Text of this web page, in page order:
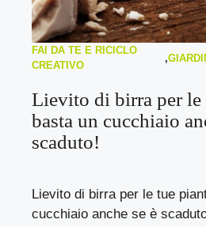
FAI DA TE E RICICLO
CREATIVO
,
Lievito di birra per le
basta un cucchiaio
scaduto!
Lievito di birra per le tue
cucchiaio anche se è